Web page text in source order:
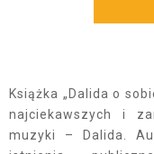
Książka „Dalida o
najciekawszych i
muzyki – Dalida.